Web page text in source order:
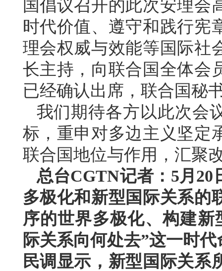
国倡议召开的此次安理会
时代价值、遵守和践行宪
理会权威与效能等国际社
长主持，向联合国全体会
已经确认出席，联合国秘
我们期待各方以此次会
标，重申对多边主义坚定
联合国地位与作用，汇聚
总台CGTN记者：5月
多极化和新型国际关系的
序的世界多极化、构建
际关系向何处去”这一时
民调显示，新型国际关系